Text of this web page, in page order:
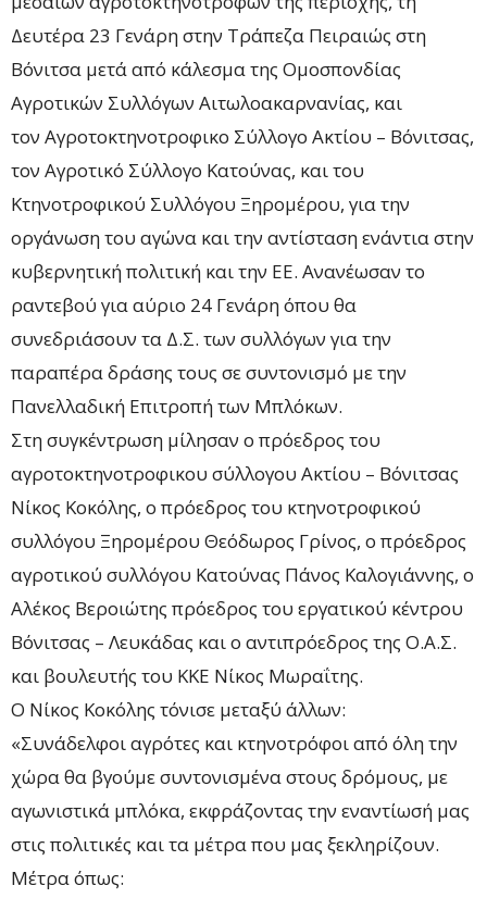
Δευτέρα 23 Γενάρη στην Τράπεζα Πειραιώς στη
Βόνιτσα μετά από κάλεσμα της Ομοσπονδίας
Αγροτικών Συλλόγων Αιτωλοακαρνανίας, και
τον Αγροτοκτηνοτροφικο Σύλλογο Ακτίου – Βόνιτσας,
τον Αγροτικό Σύλλογο Κατούνας, και του
Κτηνοτροφικού Συλλόγου Ξηρομέρου, για την
οργάνωση του αγώνα και την αντίσταση ενάντια στην
κυβερνητική πολιτική και την ΕΕ. Ανανέωσαν το
ραντεβού για αύριο 24 Γενάρη όπου θα
συνεδριάσουν τα Δ.Σ. των συλλόγων για την
παραπέρα δράσης τους σε συντονισμό με την
Πανελλαδική Επιτροπή των Μπλόκων.
Στη συγκέντρωση μίλησαν ο πρόεδρος του
αγροτοκτηνοτροφικου σύλλογου Ακτίου – Βόνιτσας
Νίκος Κοκόλης, ο πρόεδρος του κτηνοτροφικού
συλλόγου Ξηρομέρου Θεόδωρος Γρίνος, ο πρόεδρος
αγροτικού συλλόγου Κατούνας Πάνος Καλογιάννης, ο
Αλέκος Βεροιώτης πρόεδρος του εργατικού κέντρου
Βόνιτσας – Λευκάδας και ο αντιπρόεδρος της Ο.Α.Σ.
και βουλευτής του ΚΚΕ Νίκος Μωραΐτης.
Ο Νίκος Κοκόλης τόνισε μεταξύ άλλων:
«Συνάδελφοι αγρότες και κτηνοτρόφοι από όλη την
χώρα θα βγούμε συντονισμένα στους δρόμους, με
αγωνιστικά μπλόκα, εκφράζοντας την εναντίωσή μας
στις πολιτικές και τα μέτρα που μας ξεκληρίζουν.
Μέτρα όπως: